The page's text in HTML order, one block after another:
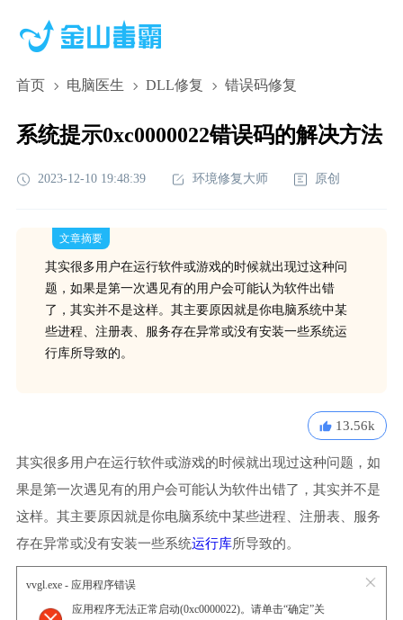
首页 电脑医生 DLL修复 错误码修复
系统提示0xc0000022错误码的解决方法
2023-12-10 19:48:39 环境修复大师 原创
文章摘要
其实很多用户在运行软件或游戏的时候就出现过这种问
题，如果是第一次遇见有的用户会可能认为软件出错
了，其实并不是这样。其主要原因就是你电脑系统中某
些进程、注册表、服务存在异常或没有安装一些系统运
行库所导致的。
13.56k
其实很多用户在运行软件或游戏的时候就出现过这种问题，如
果是第一次遇见有的用户会可能认为软件出错了，其实并不是
这样。其主要原因就是你电脑系统中某些进程、注册表、服务
存在异常或没有安装一些系统运行库所导致的。
vvgl.exe - 应用程序错误
应用程序无法正常启动(0xc0000022)。请单击“确定”关